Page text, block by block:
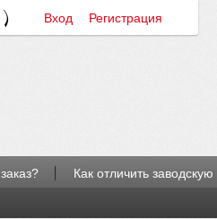
Вход Регистрация
Как отличить